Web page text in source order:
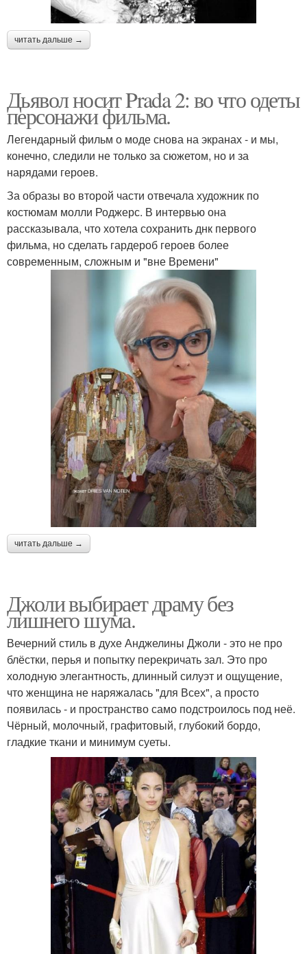
читать дальше →
Дьявол носит Prada 2: во что одеты
персонажи фильма.
Легендарный фильм о моде снова на экранах - и мы,
конечно, следили не только за сюжетом, но и за
нарядами героев.
За образы во второй части отвечала художник по
костюмам молли Роджерс. В интервью она
рассказывала, что хотела сохранить днк первого
фильма, но сделать гардероб героев более
современным, сложным и "вне Времени"
читать дальше →
Джоли выбирает драму без
лишнего шума.
Вечерний стиль в духе Анджелины Джоли - это не про
блёстки, перья и попытку перекричать зал. Это про
холодную элегантность, длинный силуэт и ощущение,
что женщина не наряжалась "для Всех", а просто
появилась - и пространство само подстроилось под неё.
Чёрный, молочный, графитовый, глубокий бордо,
гладкие ткани и минимум суеты.